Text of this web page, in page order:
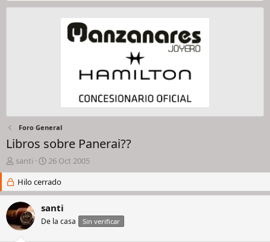
Foro General
Libros sobre Panerai??
I
n
c
i
a
d
o
santi
F
e
c
h
d
e
26 Oct 2005
Hilo cerrado
santi
De la casa Sin verificar